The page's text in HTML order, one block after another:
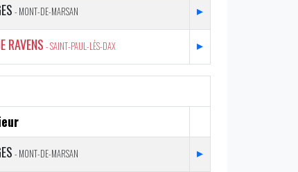
- MONT-DE-MARSAN
▸
RAVENS - SAINT-PAUL-LÈS-DAX ▸
- MONT-DE-MARSAN ▸